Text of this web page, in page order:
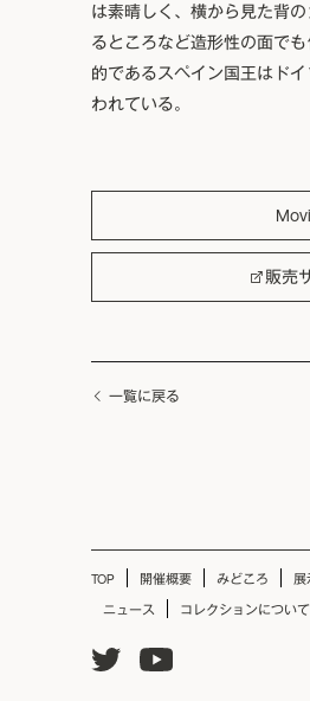
は素晴しく、横から見た背
るところなど造形性の面で
的であるスペイン国王はド
われている。
販売
一覧に戻る
TOP 開催概要 みどころ 展
ニュース コレクションについて